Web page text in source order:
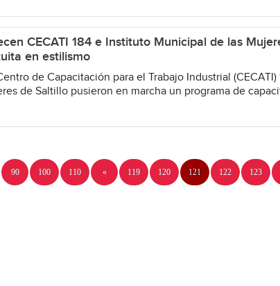
CECATI 184 e Instituto Municipal de las
en estilismo
de Capacitación para el Trabajo Industrial
de Saltillo pusieron en marcha un programa de
90 100 110 « 119 120 121 122 123